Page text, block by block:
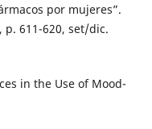
por mujeres”.
p. 611-620, set/dic.
in the Use of Mood-